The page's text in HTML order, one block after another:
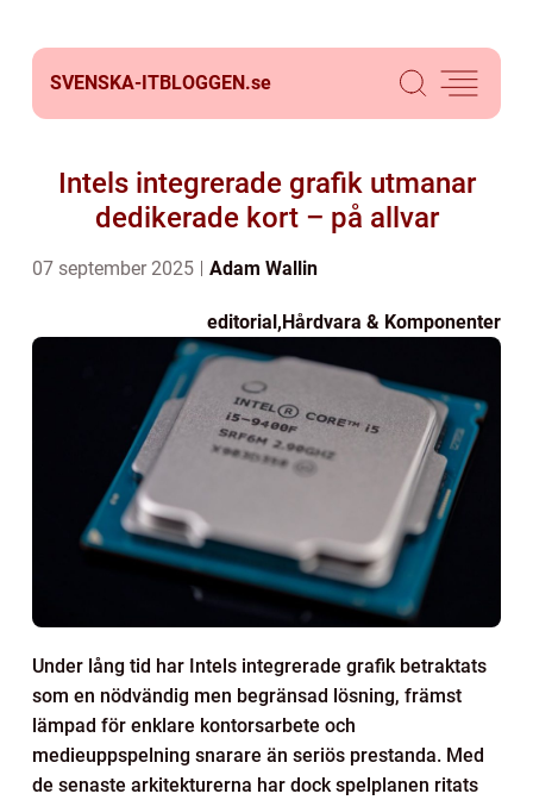
SVENSKA-ITBLOGGEN.se
Intels integrerade grafik utmanar
dedikerade kort – på allvar
07 september 2025 Adam Wallin
editorial,Hårdvara & Komponenter
Under lång tid har Intels integrerade grafik betraktats
som en nödvändig men begränsad lösning, främst
lämpad för enklare kontorsarbete och
medieuppspelning snarare än seriös prestanda. Med
de senaste arkitekturerna har dock spelplanen ritats